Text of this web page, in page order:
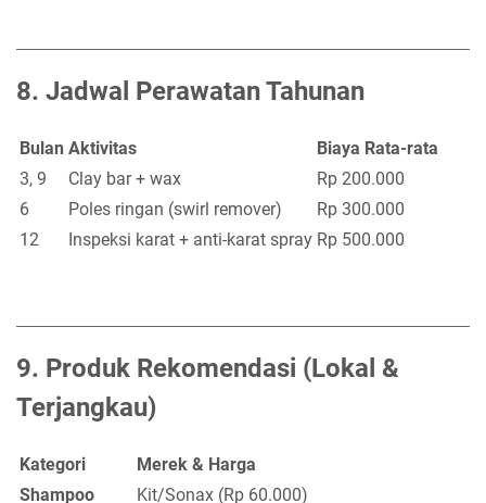
8. Jadwal Perawatan Tahunan
Bulan Aktivitas
Biaya Rata-rata
3, 9
Clay bar + wax
Rp 200.000
6
Poles ringan (swirl remover)
Rp 300.000
12
Inspeksi karat + anti-karat spray Rp 500.000
9. Produk Rekomendasi (Lokal &
Terjangkau)
Kategori
Merek & Harga
Shampoo
Kit/Sonax (Rp 60.000)